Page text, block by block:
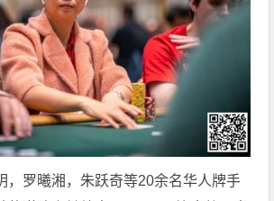
，罗曦湘，朱跃奇等20余名华人牌手